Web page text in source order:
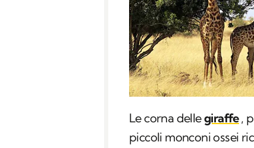
Le corna dellegiraffe,
piccoli monconi ossei